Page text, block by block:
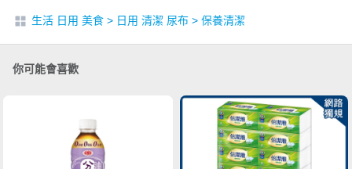
生活 日用 美食 > 日用 清潔 尿布 > 保養清潔
你可能會喜歡